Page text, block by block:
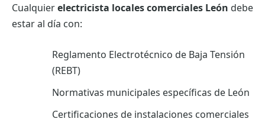
Cualquierelectricista locales comerciales León debe
estar al día con:
Reglamento Electrotécnico de Baja Tensión
(REBT)
Normativas municipales específicas de León
Certificaciones de instalaciones comerciales